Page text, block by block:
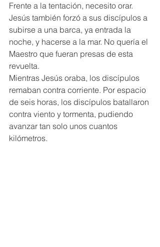
Frente a la tentación, necesito orar.
Jesús también forzó a sus discípulos a
subirse a una barca, ya entrada la
noche, y hacerse a la mar. No quería el
Maestro que fueran presas de esta
revuelta.
Mientras Jesús oraba, los discípulos
remaban contra corriente. Por espacio
de seis horas, los discípulos batallaron
contra viento y tormenta, pudiendo
avanzar tan solo unos cuantos
kilómetros.